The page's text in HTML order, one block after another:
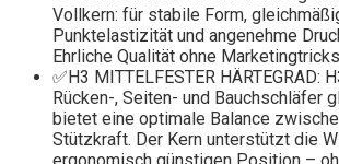
Vollkern: für stabile Form,
Punktelastizität und angenehme
Ehrliche Qualität ohne
✅H3 MITTELFESTER HÄRTEGRAD:
Rücken-, Seiten- und Bauchschläfer
bietet eine optimale Balance
Stützkraft. Der Kern unterstützt die